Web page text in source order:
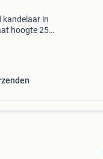
kandelaar in
hoogte 25